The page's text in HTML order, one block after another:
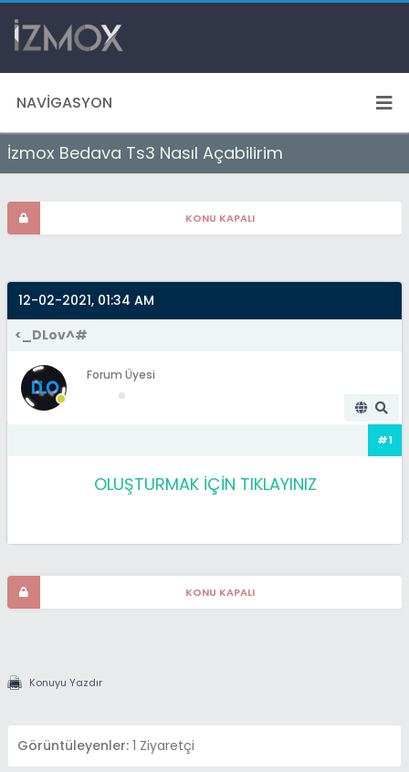
NAVIGASYON
İzmox Bedava Ts3 Nasıl Açabilirim
KONU KAPALI
12-02-2021, 01:34 AM
<_DLov^#
Forum Üyesi
#1
OLUŞTURMAK İÇİN TIKLAYINIZ
KONU KAPALI
Konuyu Yazdır
Görüntüleyenler: 1 Ziyaretçi